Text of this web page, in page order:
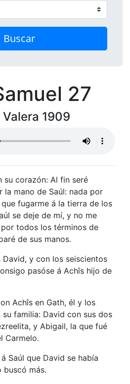
Buscar
27
Valera 1909
su corazón: Al fin seré
la mano de Saúl: nada por
fugarme á la tierra de los
se deje de mí, y no me
todos los términos de
de sus manos.
David, y con los seiscientos
pasóse á Achîs hijo de
Achîs en Gath, él y los
familia: David con sus dos
y Abigail, la que fué
Carmelo.
Saúl que David se había
buscó más.